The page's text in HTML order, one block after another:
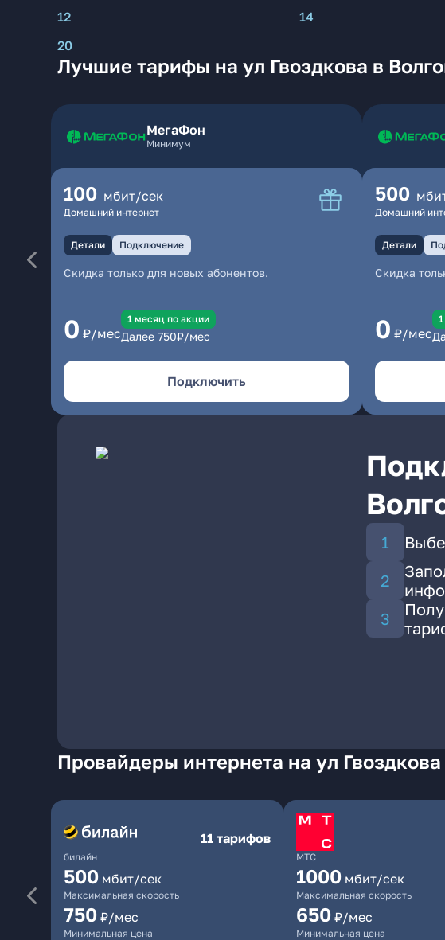
12
14
20
Лучшие тарифы на ул Гвоздкова в
МегаФон
Минимум
100 мбит/сек
Домашний интернет
Детали Подключение
Скидка только для новых абонентов.
0 ₽/мес
1 месяц по акции
Далее 750₽/мес
Подключить
500
Домашний
Детали
Скидка
0 ₽/мес
Провайдеры интернета на ул Гвоздкова
билайн
11 тарифов
500 мбит/сек
Максимальная скорость
750 ₽/мес
Минимальная цена
МТС
1000 мбит/сек
Максимальная скорость
650 ₽/мес
Минимальная цена